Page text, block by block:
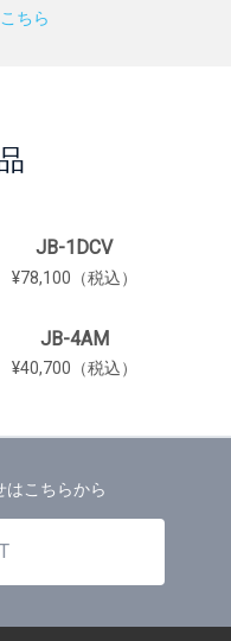
ちら
JB-1DCV
¥78,100（税込）
JB-4AM
¥40,700（税込）
はこちらから